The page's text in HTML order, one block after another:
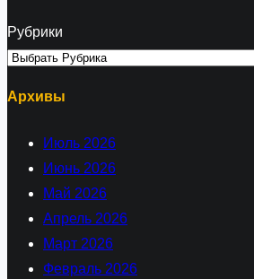
Рубрики
Архивы
Июль 2026
Июнь 2026
Май 2026
Апрель 2026
Март 2026
Февраль 2026